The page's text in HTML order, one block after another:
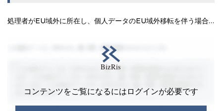
処理者がEU域外に所在し、個人データのEU域外移転を伴う場合…
コンテンツをご覧になるにはログインが必要です